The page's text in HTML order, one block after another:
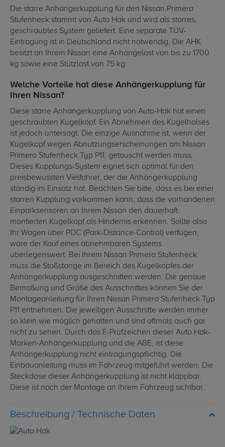
Die starre Anhängerkupplung für den Nissan Primera
Stufenheck stammt von Auto Hak und wird als starres,
geschraubtes System geliefert. Eine separate TÜV-
Eintragung ist in Deutschland nicht notwendig. Die AHK
besitzt an Ihrem Nissan eine Anhängelast von bis zu 1700
kg sowie eine Stützlast von 75 kg.
Welche Vorteile hat diese Anhängerkupplung für
Ihren Nissan?
Diese starre Anhängerkupplung von Auto-Hak hat einen
geschraubten Kugelkopf. Ein Abnehmen des Kugelhalses
ist jedoch untersagt. Die einzige Ausnahme ist, wenn der
Kugelkopf wegen Abnutzungserscheinungen am Nissan
Primera Stufenheck Typ P11, getauscht werden muss.
Dieses Kupplungs-System eignet sich optimal für den
preisbewussten Vielfahrer, der die Anhängerkupplung
ständig im Einsatz hat. Beachten Sie bitte, dass es bei einer
starren Kupplung vorkommen kann, dass die vorhandenen
Einparksensoren an Ihrem Nissan den dauerhaft
montierten Kugelkopf als Hindernis erkennen. Sollte also
Ihr Wagen über PDC (Park-Distance-Control) verfügen,
wäre der Kauf eines abnehmbaren Systems
überlegenswert. Bei Ihrem Nissan Primera Stufenheck
muss die Stoßstange im Bereich des Kugelkopfes der
Anhängerkupplung ausgeschnitten werden. Die genaue
Bemaßung und Größe des Ausschnittes können Sie der
Montageanleitung für Ihren Nissan Primera Stufenheck Typ
P11 entnehmen. Die jeweiligen Ausschnitte werden immer
so klein wie möglich gehalten und sind oftmals auch gar
nicht zu sehen. Durch das E-Prüfzeichen dieser Auto Hak-
Marken-Anhängerkupplung und die ABE, ist diese
Anhängerkupplung nicht eintragungspflichtig. Die
Einbauanleitung muss im Fahrzeug mitgeführt werden. Die
Steckdose dieser Anhängerkupplung ist nicht klappbar.
Diese ist nach der Montage an Ihrem Fahrzeug sichtbar.
Technische Daten